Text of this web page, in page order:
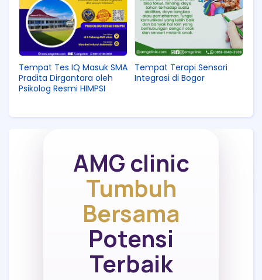
Tempat Tes IQ Masuk SMA
Pradita Dirgantara oleh
Psikolog Resmi HIMPSI
Tempat Terapi Sensori
Integrasi di Bogor
AMG clinic
Tumbuh
Bersama
Potensi
Terbaik